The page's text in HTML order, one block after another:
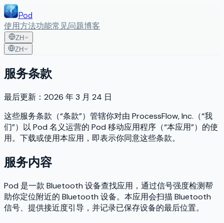
Pod
使用方法功能常见问题博客
ZH
ZH
服务条款
最后更新：2026 年 3 月 24 日
这些服务条款（“条款”）管辖你对由 ProcessFlow, Inc.（“我
们”）以 Pod 名义运营的 Pod 移动应用程序（“本应用”）的使
用。下载或使用本应用，即表示你同意这些条款。
服务内容
Pod 是一款 Bluetooth 设备查找应用，通过信号强度检测帮
助你定位附近的 Bluetooth 设备。本应用会扫描 Bluetooth
信号、提供接近度引导，并记录已保存设备的最后位置。